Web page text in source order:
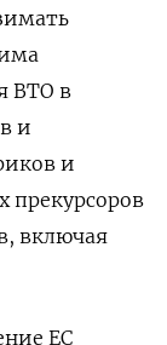
ВТО в
и
и
прекурсоров
включая
ЕС